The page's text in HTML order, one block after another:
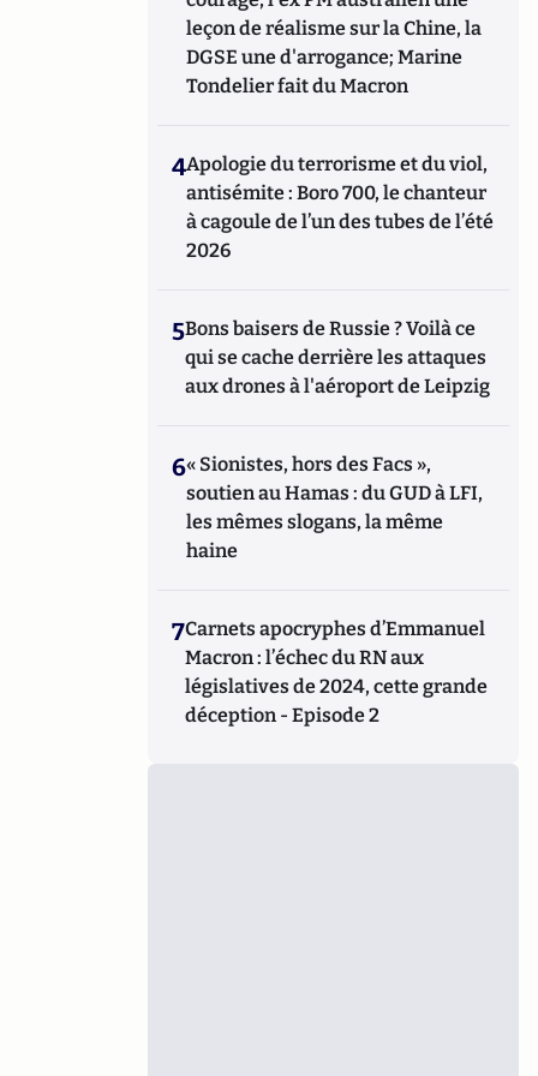
leçon de réalisme sur la Chine, la
DGSE une d'arrogance; Marine
Tondelier fait du Macron
4Apologie du terrorisme et du viol,
antisémite : Boro 700, le chanteur
à cagoule de l’un des tubes de l’été
2026
5Bons baisers de Russie ? Voilà ce
qui se cache derrière les attaques
aux drones à l'aéroport de Leipzig
6« Sionistes, hors des Facs »,
soutien au Hamas : du GUD à LFI,
les mêmes slogans, la même
haine
7Carnets apocryphes d’Emmanuel
Macron : l’échec du RN aux
législatives de 2024, cette grande
déception - Episode 2